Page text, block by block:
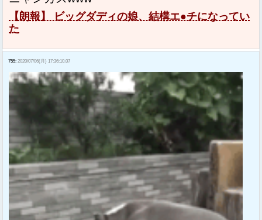
【朗報】 ビッグダディの娘、結構エ●チになってい
た
755: 2020/07/06(月) 17:36:10.07